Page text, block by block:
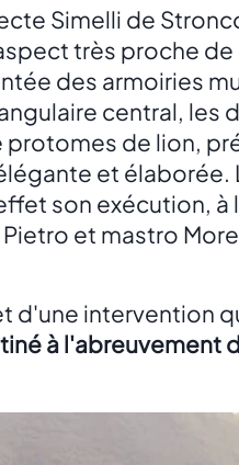
Simelli de
très proche
des armoiries
central, les
de lion,
et élaborée.
son exécution,
et mastro
d'une intervention
à l'abreuvement